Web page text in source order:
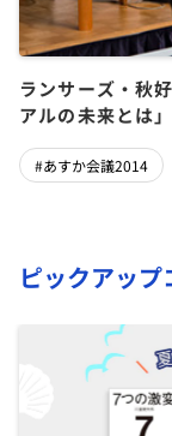
ランサーズ・秋
アルの未来とは
#あすか会議2014
ピックアッ